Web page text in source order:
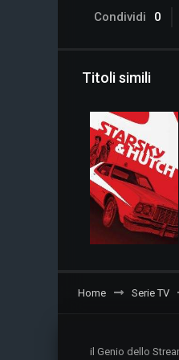
Condividi 0
Titoli simili
Home Serie TV
il Genio dello